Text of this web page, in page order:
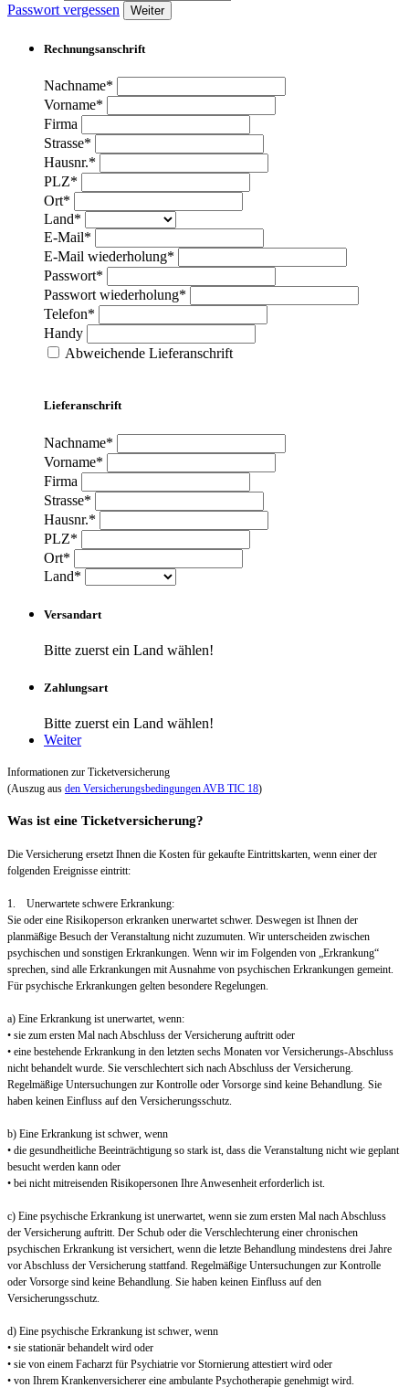
Passwort vergessen
Weiter
Rechnungsanschrift
Nachname*
Vorname*
Firma
Strasse*
Hausnr.*
PLZ*
Ort*
Land*
E-Mail*
E-Mail wiederholung*
Passwort*
Passwort wiederholung*
Telefon*
Handy
Abweichende Lieferanschrift
Lieferanschrift
Nachname*
Vorname*
Firma
Strasse*
Hausnr.*
PLZ*
Ort*
Land*
Versandart
Bitte zuerst ein Land wählen!
Zahlungsart
Bitte zuerst ein Land wählen!
Weiter
Informationen zur Ticketversicherung
(Auszug aus den Versicherungsbedingungen AVB TIC 18)
Was ist eine Ticketversicherung?
Die Versicherung ersetzt Ihnen die Kosten für gekaufte Eintrittskarten, wenn einer der
folgenden Ereignisse eintritt:
1. Unerwartete schwere Erkrankung:
Sie oder eine Risikoperson erkranken unerwartet schwer. Deswegen ist Ihnen der
planmäßige Besuch der Veranstaltung nicht zuzumuten. Wir unterscheiden zwischen
psychischen und sonstigen Erkrankungen. Wenn wir im Folgenden von „Erkrankung“
sprechen, sind alle Erkrankungen mit Ausnahme von psychischen Erkrankungen gemeint.
Für psychische Erkrankungen gelten besondere Regelungen.
a) Eine Erkrankung ist unerwartet, wenn:
• sie zum ersten Mal nach Abschluss der Versicherung auftritt oder
• eine bestehende Erkrankung in den letzten sechs Monaten vor Versicherungs-Abschluss
nicht behandelt wurde. Sie verschlechtert sich nach Abschluss der Versicherung.
Regelmäßige Untersuchungen zur Kontrolle oder Vorsorge sind keine Behandlung. Sie
haben keinen Einfluss auf den Versicherungsschutz.
b) Eine Erkrankung ist schwer, wenn
• die gesundheitliche Beeinträchtigung so stark ist, dass die Veranstaltung nicht wie geplant
besucht werden kann oder
• bei nicht mitreisenden Risikopersonen Ihre Anwesenheit erforderlich ist.
c) Eine psychische Erkrankung ist unerwartet, wenn sie zum ersten Mal nach Abschluss
der Versicherung auftritt. Der Schub oder die Verschlechterung einer chronischen
psychischen Erkrankung ist versichert, wenn die letzte Behandlung mindestens drei Jahre
vor Abschluss der Versicherung stattfand. Regelmäßige Untersuchungen zur Kontrolle
oder Vorsorge sind keine Behandlung. Sie haben keinen Einfluss auf den
Versicherungsschutz.
d) Eine psychische Erkrankung ist schwer, wenn
• sie stationär behandelt wird oder
• sie von einem Facharzt für Psychiatrie vor Stornierung attestiert wird oder
• von Ihrem Krankenversicherer eine ambulante Psychotherapie genehmigt wird.